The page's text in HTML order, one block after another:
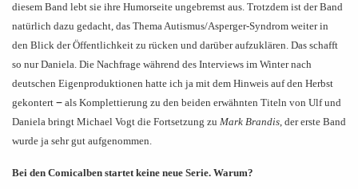
diesem Band lebt sie ihre Humorseite ungebremst aus. Trotzdem ist der Band
natürlich dazu gedacht, das Thema Autismus/Asperger-Syndrom weiter in
den Blick der Öffentlichkeit zu rücken und darüber aufzuklären. Das schafft
so nur Daniela. Die Nachfrage während des Interviews im Winter nach
deutschen Eigenproduktionen hatte ich ja mit dem Hinweis auf den Herbst
gekontert – als Komplettierung zu den beiden erwähnten Titeln von Ulf und
Daniela bringt Michael Vogt die Fortsetzung zu Mark Brandis, der erste Band
wurde ja sehr gut aufgenommen.
Bei den Comicalben startet keine neue Serie. Warum?